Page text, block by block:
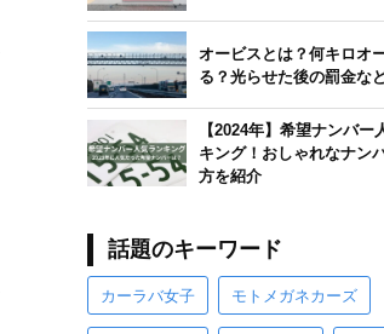
オービスとは？何キロオ
る？光らせた後の罰金な
【2024年】希望ナンバー
キング！おしゃれなナン
方を紹介
話題のキーワード
カーラバ女子 モトメガネカーズ